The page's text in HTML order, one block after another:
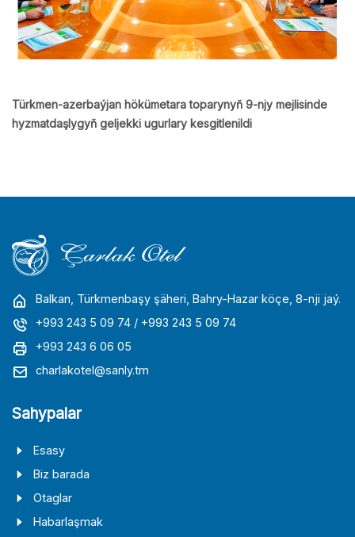
Türkmen-azerbaýjan hökümetara toparynyň 9-njy mejlisinde
hyzmatdaşlygyň geljekki ugurlary kesgitlenildi
Balkan, Türkmenbaşy şäheri, Bahry-Hazar köçe, 8-nji jaý.
+993 243 5 09 74 / +993 243 5 09 74
+993 243 6 06 05
charlakotel@sanly.tm
Sahypalar
Esasy
Biz barada
Otaglar
Habarlaşmak